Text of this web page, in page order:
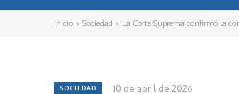
Inicio Sociedad La Corte Suprema confirmó la
SOCIEDAD 10 de abril de 2026